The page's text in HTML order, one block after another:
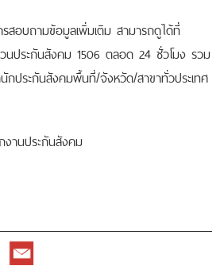
สอบถามข้อมูลเพิ่มเติม สามารถดูได้ที่
นประกันสังคม 1506 ตลอด 24 ชั่วโมง รวม
ประกันสังคมพื้นที่/จังหวัด/สาขาทั่วประเทศ
านประกันสังคม
Email